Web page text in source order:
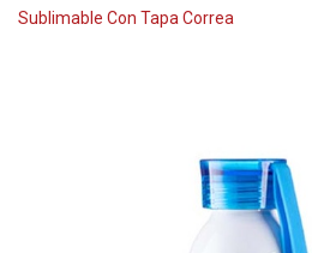
Sublimable Con Tapa Correa